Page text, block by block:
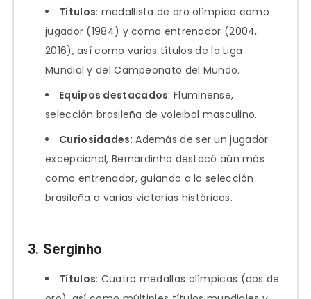
Títulos: medallista de oro olímpico como
jugador (1984) y como entrenador (2004,
2016), así como varios títulos de la Liga
Mundial y del Campeonato del Mundo.
Equipos destacados: Fluminense,
selección brasileña de voleibol masculino.
Curiosidades: Además de ser un jugador
excepcional, Bernardinho destacó aún más
como entrenador, guiando a la selección
brasileña a varias victorias históricas.
3. Serginho
Títulos: Cuatro medallas olímpicas (dos de